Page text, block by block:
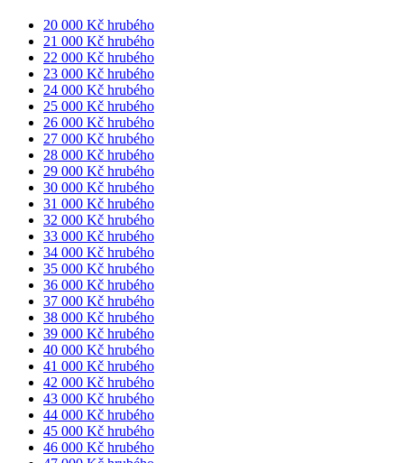
20 000 Kč hrubého
21 000 Kč hrubého
22 000 Kč hrubého
23 000 Kč hrubého
24 000 Kč hrubého
25 000 Kč hrubého
26 000 Kč hrubého
27 000 Kč hrubého
28 000 Kč hrubého
29 000 Kč hrubého
30 000 Kč hrubého
31 000 Kč hrubého
32 000 Kč hrubého
33 000 Kč hrubého
34 000 Kč hrubého
35 000 Kč hrubého
36 000 Kč hrubého
37 000 Kč hrubého
38 000 Kč hrubého
39 000 Kč hrubého
40 000 Kč hrubého
41 000 Kč hrubého
42 000 Kč hrubého
43 000 Kč hrubého
44 000 Kč hrubého
45 000 Kč hrubého
46 000 Kč hrubého